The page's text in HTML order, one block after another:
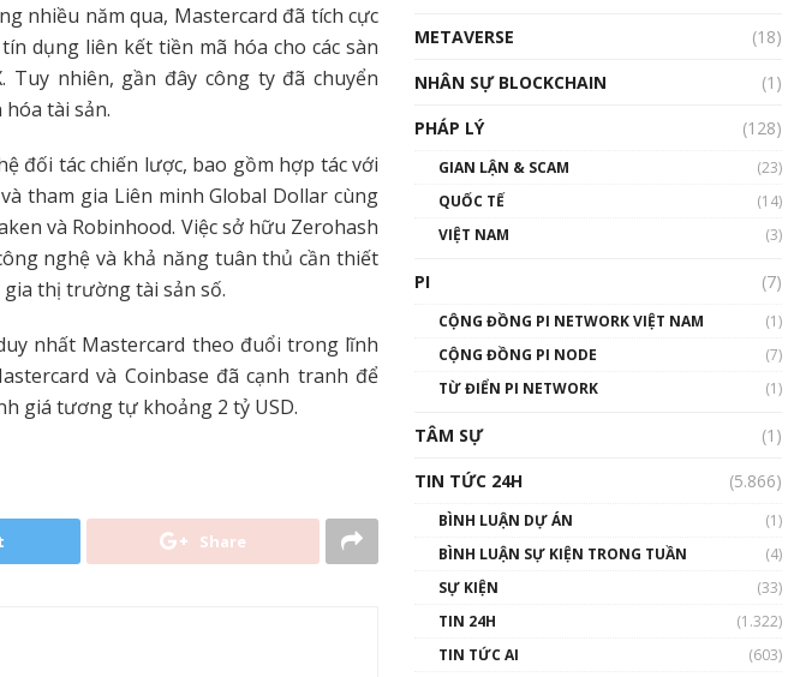
nhiều năm qua, Mastercard đã tích cực
dụng liên kết tiền mã hóa cho các sàn
Tuy nhiên, gần đây công ty đã chuyển
tài sản.
đối tác chiến lược, bao gồm hợp tác với
tham gia Liên minh Global Dollar cùng
và Robinhood. Việc sở hữu Zerohash
nghệ và khả năng tuân thủ cần thiết
thị trường tài sản số.
nhất Mastercard theo đuổi trong lĩnh
và Coinbase đã cạnh tranh để
giá tương tự khoảng 2 tỷ USD.
Share
01:34:46
01:32:59
Talkshow17: Mùa đông
Crypto – Chiếc khăn gió ấm
01:49:30
Talkshow 14: MemeCoin –
METAVERSE
(18)
NHÂN SỰ BLOCKCHAIN
(1)
PHÁP LÝ
(128)
GIAN LẬN & SCAM
(23)
QUỐC TẾ
(14)
VIỆT NAM
(3)
PI (7)
CỘNG ĐỒNG PI NETWORK VIỆT NAM
(1)
CỘNG ĐỒNG PI NODE
(7)
TỪ ĐIỂN PI NETWORK
(1)
TÂM SỰ
(1)
TIN TỨC 24H
(5.866)
BÌNH LUẬN DỰ ÁN
(1)
BÌNH LUẬN SỰ KIỆN TRONG TUẦN
(4)
SỰ KIỆN
(33)
TIN 24H
(1.322)
TIN TỨC AI
(603)